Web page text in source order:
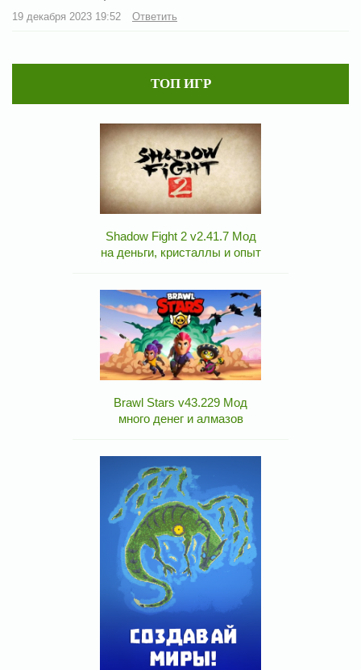
19 декабря 2023 19:52 Ответить
ТОП ИГР
Shadow Fight 2 v2.41.7 Мод
на деньги, кристаллы и опыт
Brawl Stars v43.229 Мод
много денег и алмазов